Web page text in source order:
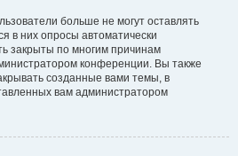
больше не могут оставлять
в них опросы автоматически
закрыты по многим причинам
конференции. Вы также
созданные вами темы, в
вам администратором